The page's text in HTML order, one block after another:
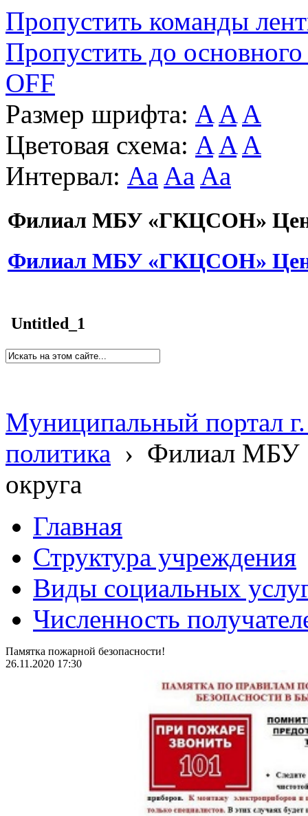
Пропустить команды
Пропустить до основного
OFF
Размер шрифта: A A A
Цветовая схема: A A A
Интервал: Aa Aa Aa
Филиал МБУ «ГКЦСОН»
Филиал МБУ «ГКЦСОН»
Untitled_1
Муниципальный портал
политика › Филиал МБУ
округа
Главная
Структура учреждения
Виды социальных
Численность
Памятка пожарной безопасности!
26.11.2020 17:30